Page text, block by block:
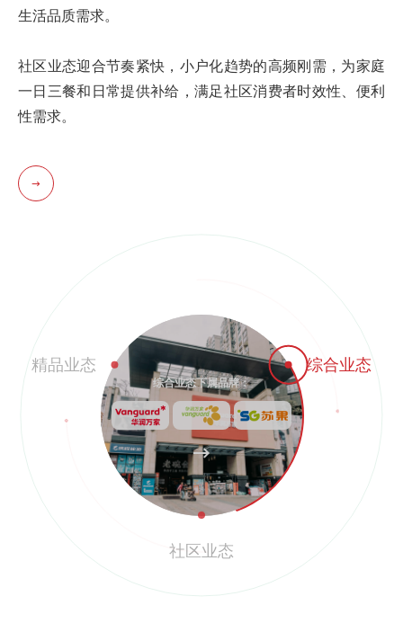
生活品质需求。
社区业态迎合节奏紧快，小户化趋势的高频刚需，为家庭
一日三餐和日常提供补给，满足社区消费者时效性、便利
性需求。
精品业态 综合业态
社区业态
社区业态下属品牌：